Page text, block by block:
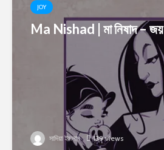
JOY
Ma Nishad | মা নিষাদ – জয়
সাদিয়া ইসলাম 139 views